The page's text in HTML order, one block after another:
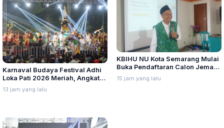
Karnaval Budaya Festival Adhi
Loka Pati 2026 Meriah, Angkat
Keberagaman Budaya Daerah
13 jam yang lalu
KBIHU NU Kota Semarang Mulai
Buka Pendaftaran Calon Jemaah
Haji Angkatan 21 Tahun 2027
15 jam yang lalu